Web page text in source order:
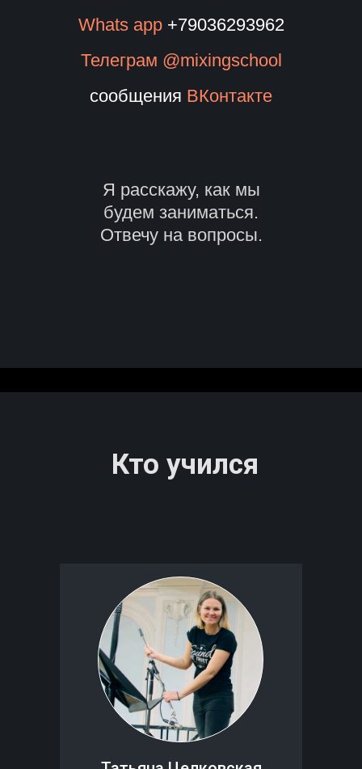
Whats app+79036293962
Телеграм @mixingschool
сообщения ВКонтакте
Я расскажу, как мы
будем заниматься.
Отвечу на вопросы.
Кто учился